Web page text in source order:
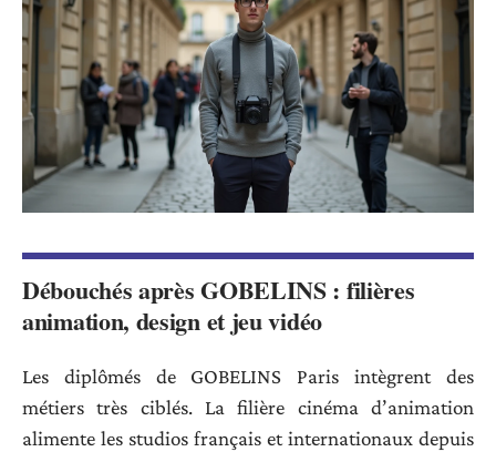
Débouchés après GOBELINS : filières
animation, design et jeu vidéo
Les diplômés de GOBELINS Paris intègrent des
métiers très ciblés. La filière cinéma d’animation
alimente les studios français et internationaux depuis